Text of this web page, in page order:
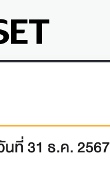
นที่ 31 ธ.ค. 2567